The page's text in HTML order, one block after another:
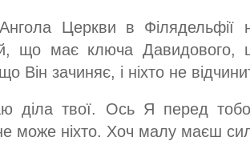
Церкви в
що має ключа Давидового,
Він зачиняє, і ніхто не
діла твої. Ось Я перед
може ніхто. Хоч малу маєш